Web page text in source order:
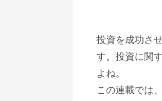
投資を成功さ
す。投資に関
よね。
この連載では